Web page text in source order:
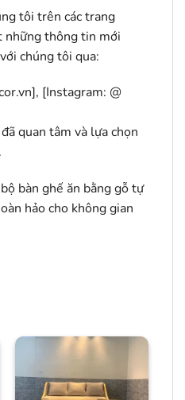
tôi trên các trang
những thông tin mới
chúng tôi qua:
], [Instagram: @
quan tâm và lựa chọn
bàn ghế ăn bằng gỗ tự
hảo cho không gian